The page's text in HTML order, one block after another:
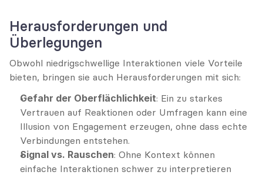
Herausforderungen und
Überlegungen
Obwohl niedrigschwellige Interaktionen viele Vorteile
bieten, bringen sie auch Herausforderungen mit sich:
Gefahr der Oberflächlichkeit: Ein zu starkes
Vertrauen auf Reaktionen oder Umfragen kann eine
Illusion von Engagement erzeugen, ohne dass echte
Verbindungen entstehen.
Signal vs. Rauschen: Ohne Kontext können
einfache Interaktionen schwer zu interpretieren